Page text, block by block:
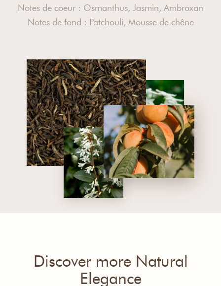
Notes de coeur : Osmanthus, Jasmin, Ambroxan
Notes de fond : Patchouli, Mousse de chêne
Discover more Natural
Elegance